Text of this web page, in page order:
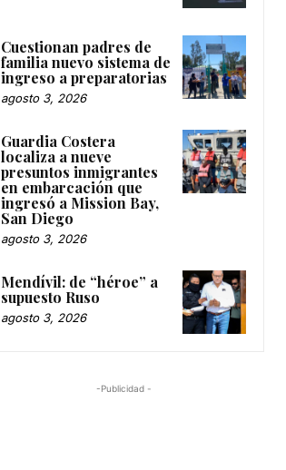
Cuestionan padres de
familia nuevo sistema de
ingreso a preparatorias
agosto 3, 2026
Guardia Costera
localiza a nueve
presuntos inmigrantes
en embarcación que
ingresó a Mission Bay,
San Diego
agosto 3, 2026
Mendívil: de “héroe” a
supuesto Ruso
agosto 3, 2026
-Publicidad -